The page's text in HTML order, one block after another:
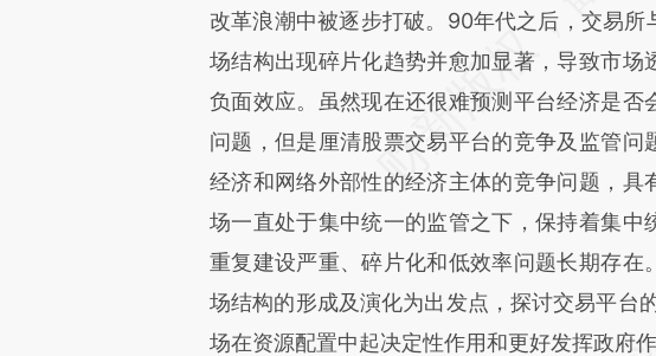
改革浪潮中被逐步打破。90年代之后，交易
场结构出现碎片化趋势并愈加显著，导致市
负面效应。虽然现在还很难预测平台经济是
问题，但是厘清股票交易平台的竞争及监管
经济和网络外部性的经济主体的竞争问题，
场一直处于集中统一的监管之下，保持着集
重复建设严重、碎片化和低效率问题长期存
场结构的形成及演化为出发点，探讨交易平台
场在资源配置中起决定性作用和更好发挥政府作